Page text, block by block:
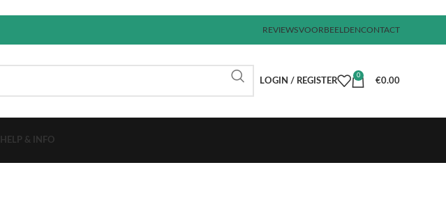
REVIEWSVOORBEELDENCONTACT
LOGIN / REGISTER
0
€0.00
HELP & INFO